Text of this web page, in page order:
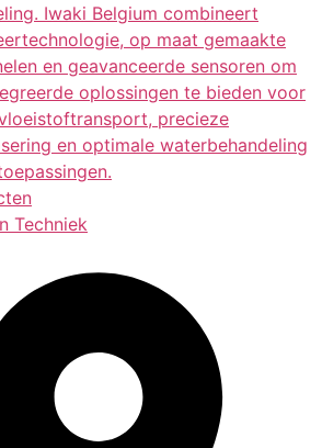
Iwaki Belgium combineert
op maat gemaakte
en geavanceerde sensoren om
oplossingen te bieden voor
precieze
en optimale waterbehandeling